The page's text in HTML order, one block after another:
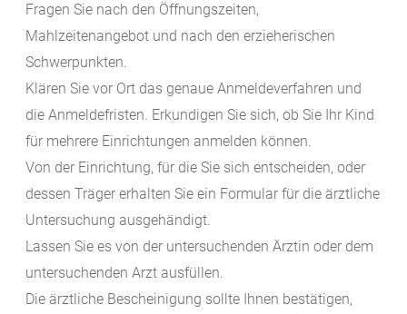
Fragen Sie nach den Öffnungszeiten,
Mahlzeitenangebot und nach den erzieherischen
Schwerpunkten.
Klären Sie vor Ort das genaue Anmeldeverfahren und
die Anmeldefristen. Erkundigen Sie sich, ob Sie Ihr Kind
für mehrere Einrichtungen anmelden können.
Von der Einrichtung, für die Sie sich entscheiden, oder
dessen Träger erhalten Sie ein Formular für die ärztliche
Untersuchung ausgehändigt.
Lassen Sie es von der untersuchenden Ärztin oder dem
untersuchenden Arzt ausfüllen.
Die ärztliche Bescheinigung sollte Ihnen bestätigen,